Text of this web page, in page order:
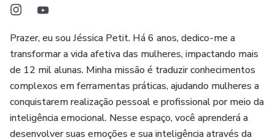
relacionamentos amorosos?
• O que é um relacionamento saudável? Como saber se eu
estou um?
• Como construir uma verdadeira autoestima e autonomia
que possibilite a construção de relacionamentos saudáveis
Prazer, eu sou Jéssica Petit. Há 6 anos, dedico-me a
transformar a vida afetiva das mulheres, impactando mais
de 12 mil alunas. Minha missão é traduzir conhecimentos
complexos em ferramentas práticas, ajudando mulheres a
conquistarem realização pessoal e profissional por meio da
inteligência emocional. Nesse espaço, você aprenderá a
desenvolver suas emoções e sua inteligência através da